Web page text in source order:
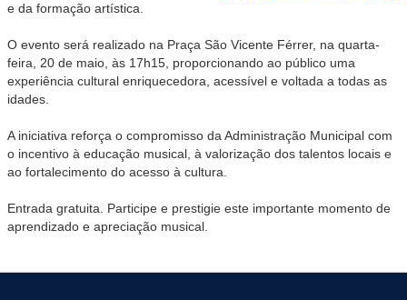
e da formação artística.
O evento será realizado na Praça São Vicente Férrer, na quarta-
feira, 20 de maio, às 17h15, proporcionando ao público uma
experiência cultural enriquecedora, acessível e voltada a todas as
idades.
A iniciativa reforça o compromisso da Administração Municipal com
o incentivo à educação musical, à valorização dos talentos locais e
ao fortalecimento do acesso à cultura.
Entrada gratuita. Participe e prestigie este importante momento de
aprendizado e apreciação musical.